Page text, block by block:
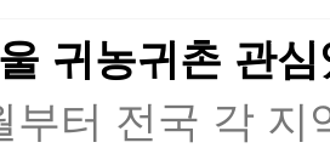
귀농귀촌 관
부터 전국 각